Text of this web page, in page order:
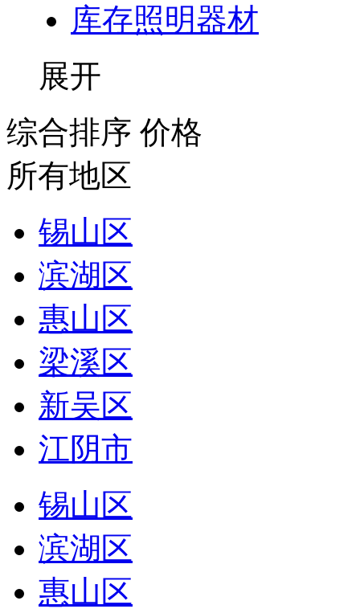
库存照明器材
展开
综合排序 价格
所有地区
锡山区
滨湖区
惠山区
梁溪区
新吴区
江阴市
锡山区
滨湖区
惠山区